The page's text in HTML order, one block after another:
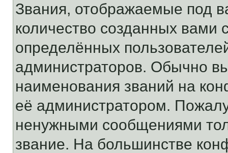
Звания, отображаемые под
количество созданных
определённых
администраторов. Обычно
наименования званий на
её администратором.
ненужными сообщениями
звание. На большинстве